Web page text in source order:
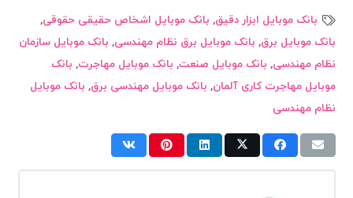
بانک موبایل ابزار دقیق, بانک موبایل اشخاص حقیقی حقوقی,
بانک موبایل برق, بانک موبایل برق نظام مهندسی, بانک موبایل سازمان
نظام مهندسی, بانک موبایل صنعت, بانک موبایل مهاجرت, بانک
موبایل مهاجرت کاری آلمان, بانک موبایل مهندسی برق, بانک موبایل
نظام مهندسی